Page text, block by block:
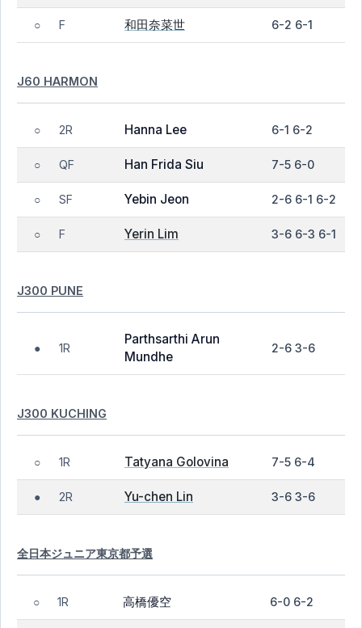
○ F 和田奈菜世 6-2 6-1
J60 HARMON
○ 2R Hanna Lee 6-1 6-2
○ QF Han Frida Siu 7-5 6-0
○ SF Yebin Jeon 2-6 6-1 6-2
○ F Yerin Lim 3-6 6-3 6-1
J300 PUNE
● 1R
Parthsarthi Arun
Mundhe
2-6 3-6
J300 KUCHING
○ 1R Tatyana Golovina 7-5 6-4
● 2R Yu-chen Lin 3-6 3-6
全日本ジュニア東京都予選
○ 1R 高橋優空 6-0 6-2